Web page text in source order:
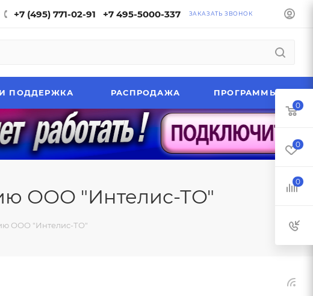
+7 (495) 771-02-91 +7 495-5000-337 ЗАКАЗАТЬ ЗВОНОК
ПОДДЕРЖКА РАСПРОДАЖА ПРОГРАММЫ
ООО "Интелис-ТО"
ООО "Интелис-ТО"
0
0
0